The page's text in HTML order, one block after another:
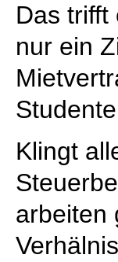
Das trifft
nur ein
Klingt
arbeiten